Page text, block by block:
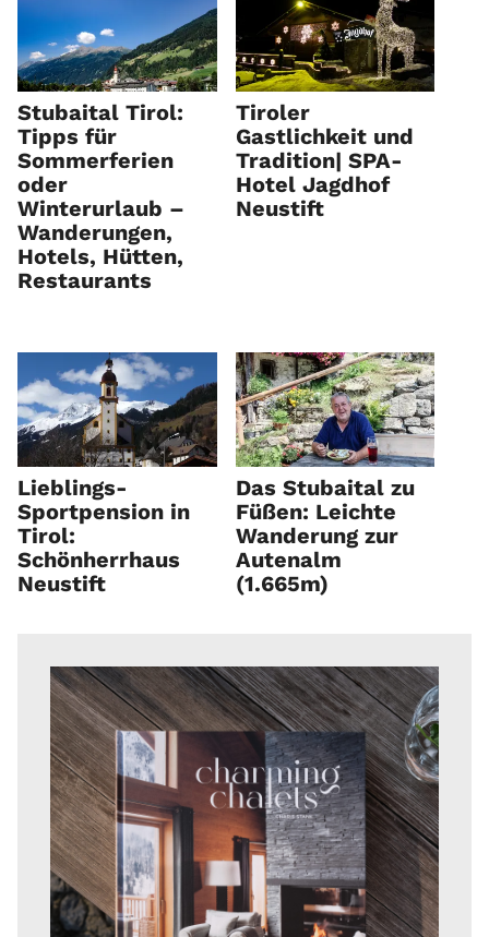
Stubaital Tirol:
Tipps für
Sommerferien
oder
Winterurlaub –
Wanderungen,
Hotels, Hütten,
Restaurants
Tiroler
Gastlichkeit und
Tradition| SPA-
Hotel Jagdhof
Neustift
Lieblings-
Sportpension in
Tirol:
Schönherrhaus
Neustift
Das Stubaital zu
Füßen: Leichte
Wanderung zur
Autenalm
(1.665m)